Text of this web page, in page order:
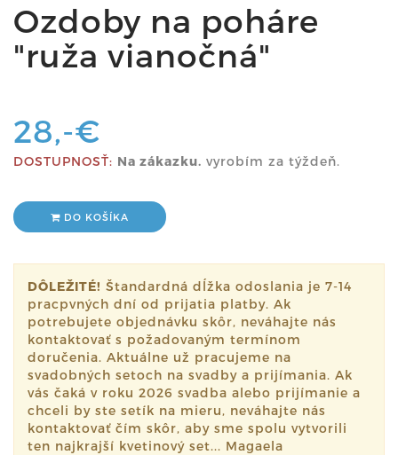
Ozdoby na poháre
"ruža vianočná"
28,-€
DOSTUPNOSŤ: Na zákazku. vyrobím za týždeň.
DO KOŠÍKA
DÔLEŽITÉ! Štandardná dĺžka odoslania je 7-14
pracpvných dní od prijatia platby. Ak
potrebujete objednávku skôr, neváhajte nás
kontaktovať s požadovaným termínom
doručenia. Aktuálne už pracujeme na
svadobných setoch na svadby a prijímania. Ak
vás čaká v roku 2026 svadba alebo prijímanie a
chceli by ste setík na mieru, neváhajte nás
kontaktovať čím skôr, aby sme spolu vytvorili
ten najkrajší kvetinový set... Magaela